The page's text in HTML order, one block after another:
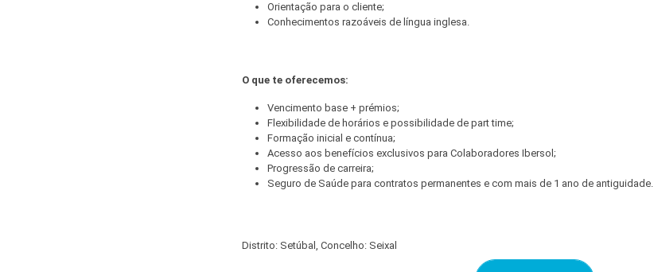
Orientação para o cliente;
Conhecimentos razoáveis de língua inglesa.
O que te oferecemos:
Vencimento base + prémios;
Flexibilidade de horários e possibilidade de part time;
Formação inicial e contínua;
Acesso aos benefícios exclusivos para Colaboradores Ibersol;
Progressão de carreira;
Seguro de Saúde para contratos permanentes e com mais de 1 ano de antiguidade.
Distrito: Setúbal, Concelho: Seixal